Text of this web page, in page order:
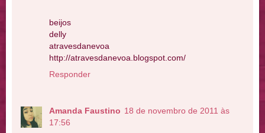
beijos
delly
atravesdanevoa
http://atravesdanevoa.blogspot.com/
Responder
Amanda Faustino 18 de novembro de 2011 às
17:56